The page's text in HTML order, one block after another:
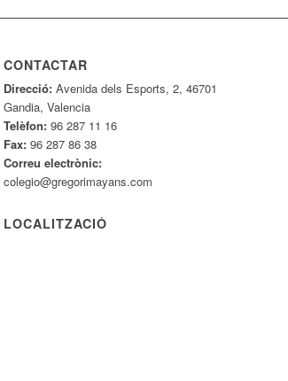
CONTACTAR
Direcció: Avenida dels Esports, 2, 46701
Gandia, Valencia
Telèfon: 96 287 11 16
Fax: 96 287 86 38
Correu electrònic:
colegio@gregorimayans.com
LOCALITZACIÓ